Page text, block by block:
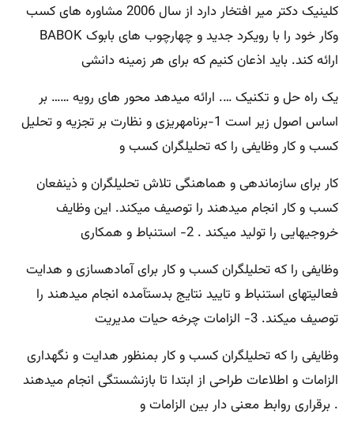
کلینیک دکتر میر افتخار دارد از سال 2006 مشاوره های کسب
وکار خود را با رویکرد جدید و چهارچوب های بابوک BABOK
ارائه کند. باید اذعان کنیم که برای هر زمینه دانشی
یک راه حل و تکنیک …. ارائه میدهد محور های رویه …… بر
اساس اصول زیر است 1-برنامهریزی و نظارت بر تجزیه و تحلیل
کسب و کار وظایفی را که تحلیلگران کسب و
کار برای سازماندهی و هماهنگی تلاش تحلیلگران و ذینفعان
کسب و کار انجام میدهند را توصیف میکند. این وظایف
خروجیهایی را تولید میکند . 2- استنباط و همکاری
وظایفی را که تحلیلگران کسب و کار برای آمادهسازی و هدایت
فعالیتهای استنباط و تایید نتایج بدستآمده انجام میدهند را
توصیف میکند. 3- الزامات چرخه حیات مدیریت
وظایفی را که تحلیلگران کسب و کار بمنظور هدایت و نگهداری
الزامات و اطلاعات طراحی از ابتدا تا بازنشستگی انجام میدهند
. برقراری روابط معنی دار بین الزامات و